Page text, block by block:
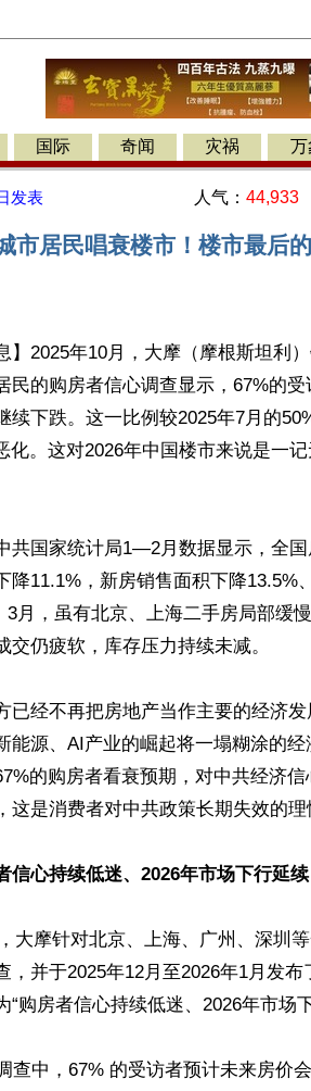
国际 奇闻 灾祸 万
发表 人气： 44,933
市居民唱衰楼市！楼市最后
】2025年10月，大摩（摩根斯坦利
民的购房者信心调查显示，67%的受
续下跌。这一比例较2025年7月的
化。这对2026年中国楼市来说是一
共国家统计局1—2月数据显示，全
降11.1%，新房销售面积下降13.5%
3月，虽有北京、上海二手房局部缓慢
交仍疲软，库存压力持续未减。
已经不再把房地产当作主要的经济发
能源、AI产业的崛起将一塌糊涂的经
的购房者看衰预期，对中共经济信
这是消费者对中共政策长期失效的理
信心持续低迷、2026年市场下行延续
大摩针对北京、上海、广州、深圳
，并于2025年12月至2026年1月发
“购房者信心持续低迷、2026年市场下
查中，67% 的受访者预计未来房价